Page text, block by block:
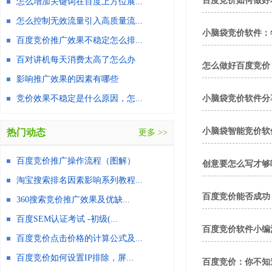
小脑袋竞价软件
怎么做好百度竞
小脑袋竞价软件
小脑袋智能竞价
创意要怎么写才
百度竞价能否成
百度竞价软件小
百度竞价：你不
怎么控制无效流量引入高质量流...
百度竞价推广效果不稳定怎么排...
百对讲机每天消费太高了怎么办
影响推广效果的因素有哪些
竞价效果不稳定是什么原因，怎...
热门动态 更多 >>
百度竞价推广操作流程（图解）
淘宝搜索排名因素影响系列教程...
360搜索竞价推广效果及优缺...
百度SEM认证考试 -初级(...
百度竞价点击价格的计算公式及...
百度竞价如何设置IP排除，屏...